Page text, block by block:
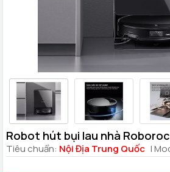
Robot hút bụi lau nhà
Tiêu chuẩn: Nội Địa Trung Quốc |